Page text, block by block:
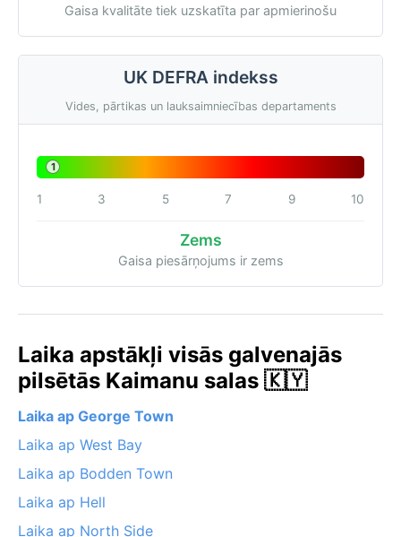
Gaisa kvalitāte tiek uzskatīta par apmierinošu
UK DEFRA indekss
Vides, pārtikas un lauksaimniecības departaments
1
1 3 5 7 9 10
Zems
Gaisa piesārņojums ir zems
Laika apstākļi visās galvenajās
pilsētās Kaimanu salas 🇰🇾
Laika ap George Town
Laika ap West Bay
Laika ap Bodden Town
Laika ap Hell
Laika ap North Side